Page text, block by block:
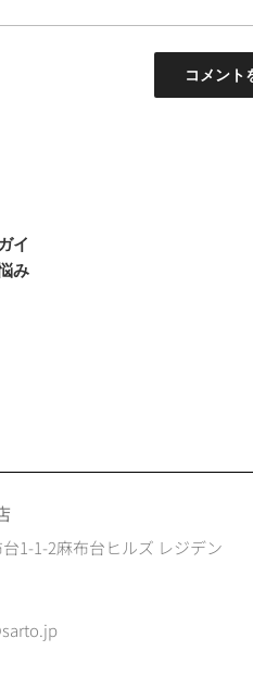
イ
み
1-1-2麻布台ヒルズ レジデン